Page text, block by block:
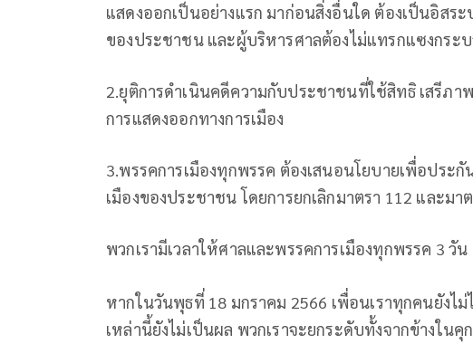
แสดงออกเป็นอย่างแรก มาก่อนสิ่งอื่นใด ต้องเป็นอิสร
ของประชาชน และผู้บริหารศาลต้องไม่แทรกแซงกระ
2.ยุติการดำเนินคดีความกับประชาชนที่ใช้สิทธิ เสรีภ
การแสดงออกทางการเมือง
3.พรรคการเมืองทุกพรรค ต้องเสนอนโยบายเพื่อประ
เมืองของประชาชน โดยการยกเลิกมาตรา 112 และมา
พวกเรามีเวลาให้ศาลและพรรคการเมืองทุกพรรค 3 วัน
หากในวันพุธที่ 18 มกราคม 2566 เพื่อนเราทุกคนยังไ
เหล่านี้ยังไม่เป็นผล พวกเราจะยกระดับทั้งจากข้างใน